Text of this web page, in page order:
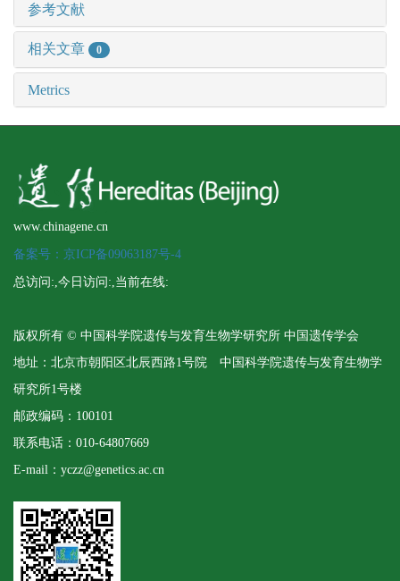
参考文献
相关文章 0
Metrics
www.chinagene.cn
备案号：京ICP备09063187号-4
总访问: ,今日访问: ,当前在线:
版权所有 © 中国科学院遗传与发育生物学研究所 中国遗传学会
地址：北京市朝阳区北辰西路1号院 中国科学院遗传与发育生物学
研究所1号楼
邮政编码：100101
联系电话：010-64807669
E-mail：yczz@genetics.ac.cn